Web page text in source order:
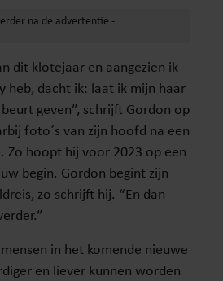
dit klotejaar en aangezien ik
heb, dacht ik: laat ik mijn haar
geven”, schrijft Gordon op
foto´s van zijn hoofd na een
Zo hoopt hij voor 2023 op een
begin. Gordon begint zijn
zo schrijft hij. “En dan
in het komende nieuwe
en liever kunnen worden